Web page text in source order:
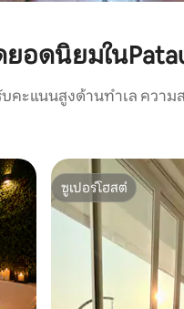
อดนิยมใน
คะแนนสูงด้านทำเล ความ
ซูเปอร์โฮสต์
ซูเปอร์โฮสต์